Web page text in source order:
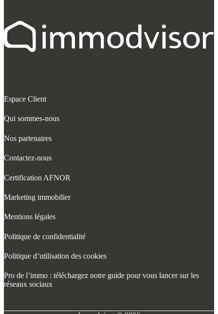
Espace Client
Qui sommes-nous
Nos partenaires
Contactez-nous
Certification AFNOR
Marketing immobilier
Mentions légales
Politique de confidentialité
Politique d’utilisation des cookies
Pro de l’immo : téléchargez notre guide pour vous lancer sur les
réseaux sociaux